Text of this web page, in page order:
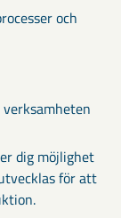
och
dig möjlighet
för att